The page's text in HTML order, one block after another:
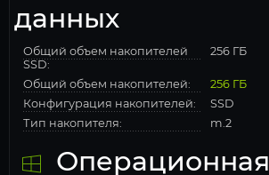
данных
Общий объем накопителей
SSD:
256 ГБ
Общий объем накопителей:
256 ГБ
Конфигурация накопителей:
SSD
Тип накопителя:
m.2
Операционная